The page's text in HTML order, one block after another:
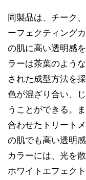
同製品は、チーク
ーフェクティング
の肌に高い透明感
ラーは茶葉のよう
された成型方法を
色が混ざり合い、
うことができる。
合わせたトリート
の肌でも高い透明
カラーには、光を
ホワイトエフェク